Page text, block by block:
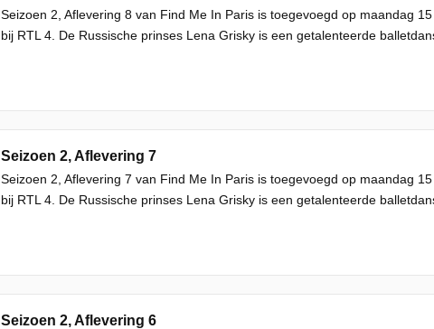
Seizoen 2, Aflevering 8 van Find Me In Paris is toegevoegd op maandag
bij RTL 4. De Russische prinses Lena Grisky is een getalenteerde
Seizoen 2, Aflevering 7
Seizoen 2, Aflevering 7 van Find Me In Paris is toegevoegd op maandag
bij RTL 4. De Russische prinses Lena Grisky is een getalenteerde
Seizoen 2, Aflevering 6